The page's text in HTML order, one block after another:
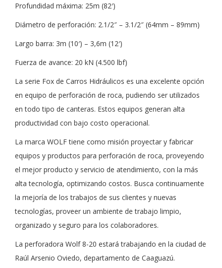
Profundidad máxima: 25m (82′)
Diámetro de perforación: 2.1/2″ – 3.1/2″ (64mm – 89mm)
Largo barra: 3m (10′) – 3,6m (12′)
Fuerza de avance: 20 kN (4.500 lbf)
La serie Fox de Carros Hidráulicos es una excelente opción
en equipo de perforación de roca, pudiendo ser utilizados
en todo tipo de canteras. Estos equipos generan alta
productividad con bajo costo operacional.
La marca WOLF tiene como misión proyectar y fabricar
equipos y productos para perforación de roca, proveyendo
el mejor producto y servicio de atendimiento, con la más
alta tecnología, optimizando costos. Busca continuamente
la mejoría de los trabajos de sus clientes y nuevas
tecnologías, proveer un ambiente de trabajo limpio,
organizado y seguro para los colaboradores.
La perforadora Wolf 8-20 estará trabajando en la ciudad de
Raúl Arsenio Oviedo, departamento de Caaguazú.